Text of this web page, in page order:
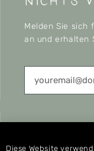
Melden Sie sich
an und erhalten
Diese Website